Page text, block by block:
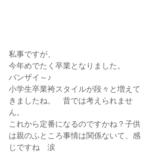
私事ですが、
今年めでたく卒業となりました。
バンザイ～♪
小学生卒業袴スタイルが段々と増えて
きましたね。　昔では考えられませ
ん。
これから定番になるのですかね？子供
は親のふところ事情は関係ないて、感
じですね　涙